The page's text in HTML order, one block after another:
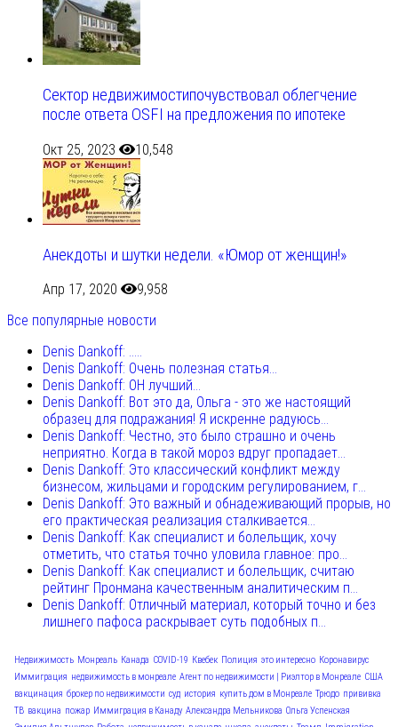
Сектор недвижимостипочувствовал облегчение
после ответа OSFI на предложения по ипотеке
Окт 25, 2023 10,548
Анекдоты и шутки недели. «Юмор от женщин!»
Апр 17, 2020
9,958
Все популярные новости
Denis Dankoff: .....
Denis Dankoff: Очень полезная статья...
Denis Dankoff: ОН лучший...
Denis Dankoff: Вот это да, Ольга - это же настоящий
образец для подражания! Я искренне радуюсь...
Denis Dankoff: Честно, это было страшно и очень
неприятно. Когда в такой мороз вдруг пропадает...
Denis Dankoff: Это классический конфликт между
бизнесом, жильцами и городским регулированием, г...
Denis Dankoff: Это важный и обнадеживающий прорыв, но
его практическая реализация сталкивается...
Denis Dankoff: Как специалист и болельщик, хочу
отметить, что статья точно уловила главное: про...
Denis Dankoff: Как специалист и болельщик, считаю
рейтинг Пронмана качественным аналитическим п...
Denis Dankoff: Отличный материал, который точно и без
лишнего пафоса раскрывает суть подобных п...
Недвижимость Монреаль Канада COVID-19 Квебек Полиция это интересно Коронавирус
Иммиграция недвижимость в монреале Агент по недвижимости | Риэлтор в Монреале США
вакцинация брокер по недвижимости суд история купить дом в Монреале Трюдо прививка
ТВ вакцина пожар Иммиграция в Канаду Александра Мельникова Ольга Успенская